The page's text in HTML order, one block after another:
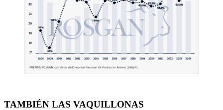
TAMBIÉN LAS VAQUILLONAS